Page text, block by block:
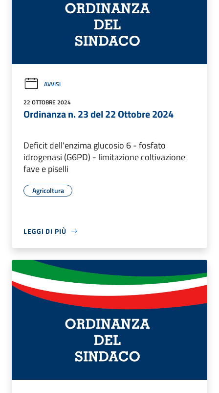
AVVISI
22 OTTOBRE 2024
Ordinanza n. 23 del 22 Ottobre 2024
Deficit dell'enzima glucosio 6 - fosfato
idrogenasi (G6PD) - limitazione coltivazione
fave e piselli
Agricoltura
LEGGI DI PIÙ